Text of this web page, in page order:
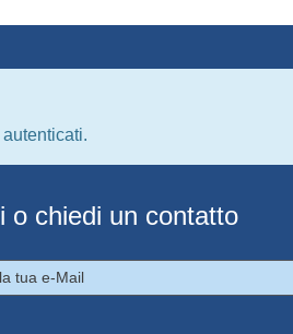
o chiedi un contatto